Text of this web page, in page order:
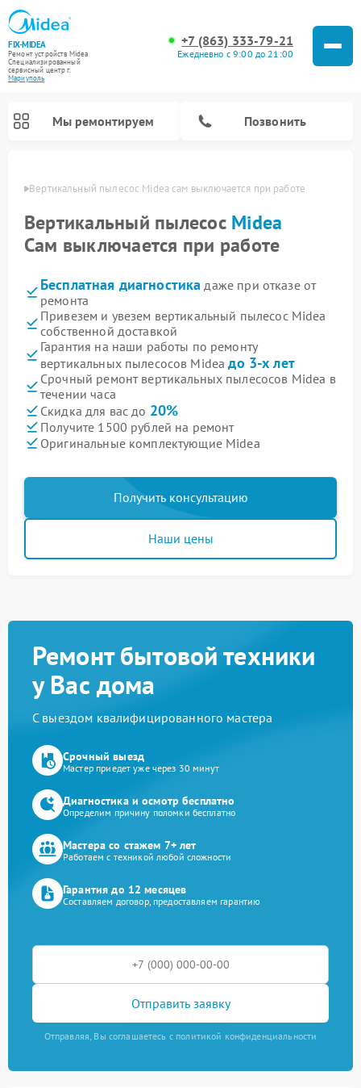
FIX-MIDEA
Ремонт устройств Midea
Специализированный
cервисный центр г.
Мариуполь
+7 (863) 333-79-21
Ежедневно с 9:00 до 21:00
Мы ремонтируем Позвонить
Вертикальный пылесос Midea сам выключается при работе
Вертикальный пылесос Midea
Сам выключается при работе
Бесплатная диагностика даже при отказе от
ремонта
Привезем и увезем вертикальный пылесос Midea
собственной доставкой
Гарантия на наши работы по ремонту
вертикальных пылесосов Mideaдо 3-х лет
Срочный ремонт вертикальных пылесосов Midea в
течении часа
Скидка для вас до 20%
Получите 1500 рублей на ремонт
Оригинальные комплектующие Midea
Получить консультацию
Наши цены
Ремонт бытовой техники
у Вас дома
С выездом квалифицированного мастера
Срочный выезд
Мастер приедет уже через 30 минут
Диагностика и осмотр бесплатно
Определим причину поломки бесплатно
Мастера со стажем 7+ лет
Работаем с техникой любой сложности
Гарантия до 12 месяцев
Составляем договор, предоставляем гарантию
Отправить заявку
Отправляя, Вы соглашаетесь с политикой конфиденциальности